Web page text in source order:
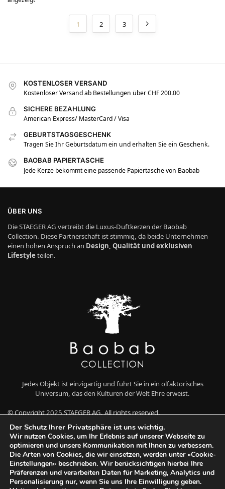
1 2 3
KOSTENLOSER VERSAND
Kostenloser Versand ab Bestellungen über CHF 200.00
SICHERE BEZAHLUNG
American Express/ MasterCard / Visa
GEBURTSTAGSGESCHENK
Tragen Sie Ihr Geburtsdatum ein und erhalten Sie ein Geschenk.
BAOBAB PAPIERTASCHE
Jede Kerze bekommt eine passende Papiertasche von Baobab
ÜBER UNS
Die STAEGER AG vertreibt die Luxus-Duftkerzen der Baobab
Collection. Diese Partnerschaft ist stimmig, da beide Unternehmen
einen hohen Anspruch an Design, Qualität und exklusiven
Lifestyleteilen.
Jedes Objekt ist einzigartig und führt Sie in ein olfaktorisches
Universum, das den Kulturen der Welt Ehre erweist.
© Copyright 2025 STAEGER AG. All rights reserved.
Der Schutz Ihrer Privatsphäre ist uns wichtig.
Wir nutzen Cookies, um Ihr Erlebnis auf unserer Webseite zu
optimieren und unsere Kommunikation mit Ihnen zu verbessern.
Die Arten von Cookies, die wir einsetzen, werden unter «Cookie-
Einstellungen» beschrieben. Wir berücksichtigen hierbei Ihre
Präferenzen und verarbeiten Daten für Marketing, Analytics und
Personalisierung nur, wenn Sie uns Ihre Einwilligung geben.